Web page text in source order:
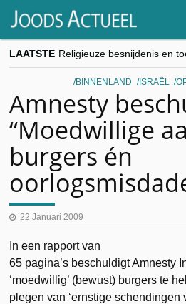
LAATSTE
BINNENLAND ISRAËL
Amnesty
“Moedwillige
burgers én
22 Januari 2009
In een rapport van
65 pagina’s beschuldigt Amnesty
‘moedwillig’ (bewust) burgers te
plegen van ‘ernstige schendingen